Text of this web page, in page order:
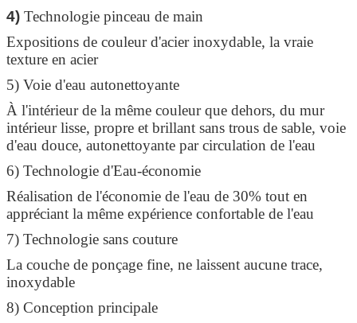
4) Technologie pinceau de main
Expositions de couleur d'acier inoxydable, la vraie
texture en acier
5) Voie d'eau autonettoyante
À l'intérieur de la même couleur que dehors, du mur
intérieur lisse, propre et brillant sans trous de sable, voie
d'eau douce, autonettoyante par circulation de l'eau
6) Technologie d'Eau-économie
Réalisation de l'économie de l'eau de 30% tout en
appréciant la même expérience confortable de l'eau
7) Technologie sans couture
La couche de ponçage fine, ne laissent aucune trace,
inoxydable
8) Conception principale